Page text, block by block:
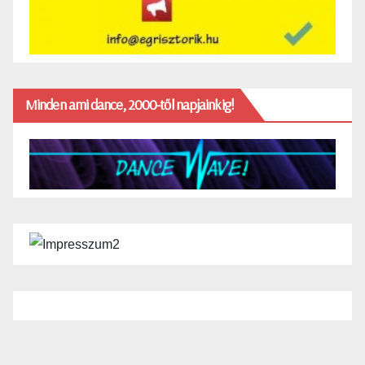
Minden ami dance, 2000-től napjainkig!